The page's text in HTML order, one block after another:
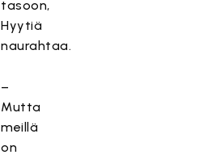
tasoon,
Hyytiä
naurahtaa.
–
Mutta
meillä
on